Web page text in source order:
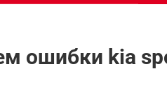
ошибки kia